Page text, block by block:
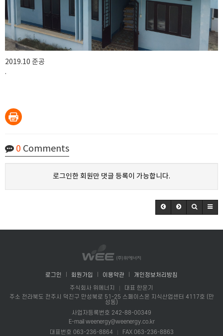
2019.10 준공
.
0 Comments
로그인한 회원만 댓글 등록이 가능합니다.
로그인 회원가입 이용약관
개인정보처리방침
주식회사 위에너지
대표 한운기
주소 전라북도 전주시 덕진구 만성북로 51-25 스페이스온 지식산업센터 4117호 (만
성동)
사업자등록번호 242-88-00349
E-mail weenergy@weenergy.co.kr
대표번호 063-236-8864
FAX 063-236-8863